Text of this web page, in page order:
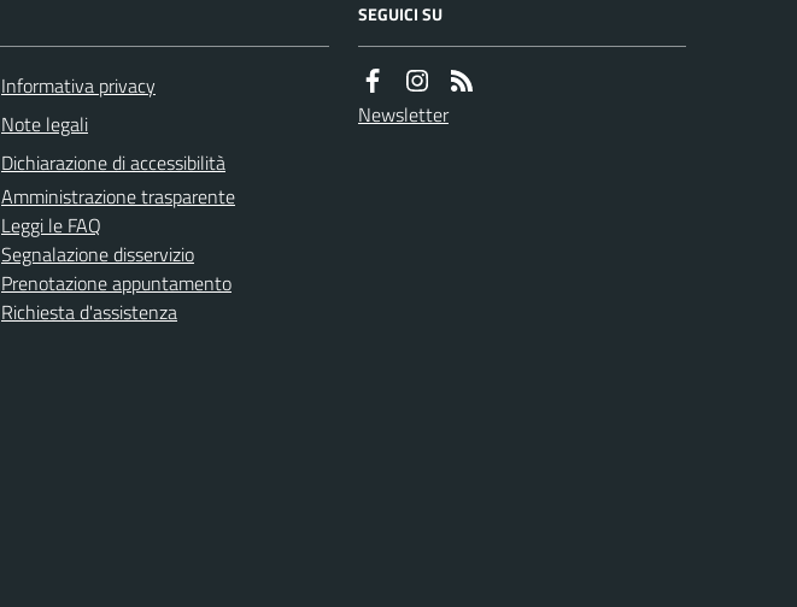
Informativa privacy
Note legali
Dichiarazione di accessibilità
Amministrazione trasparente
Leggi le FAQ
Segnalazione disservizio
Prenotazione appuntamento
Richiesta d'assistenza
SEGUICI SU
Newsletter